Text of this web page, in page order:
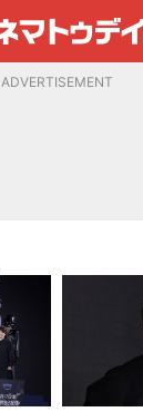
ADVERTISEMENT